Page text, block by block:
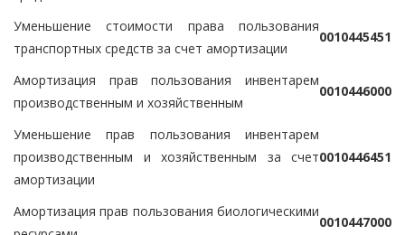
Уменьшение стоимости права пользования
транспортных средств за счет амортизации
0010445451
Амортизация прав пользования инвентарем
производственным и хозяйственным
0010446000
Уменьшение прав пользования инвентарем
производственным и хозяйственным за счет
амортизации
0010446451
Амортизация прав пользования биологическими
0010447000